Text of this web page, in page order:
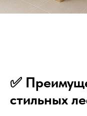
✅
стильных